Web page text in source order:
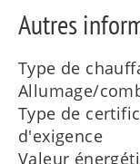
Autres
Type de
Allumage/
Type de
d'exigence
Valeur